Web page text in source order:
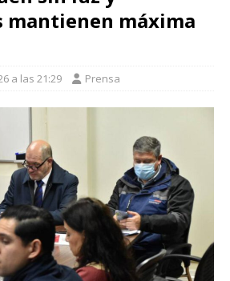
mantienen máxima
a las 21:29 Prensa